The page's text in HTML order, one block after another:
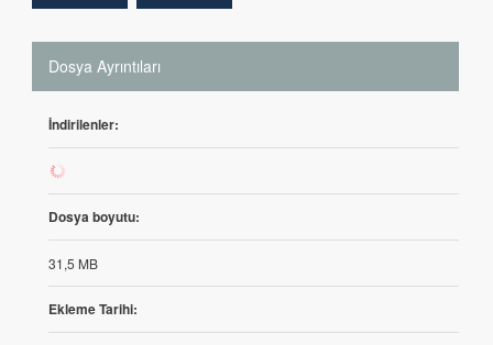
Dosya Ayrıntıları
İndirilenler:
0
Dosya boyutu:
31,5 MB
Ekleme Tarihi: